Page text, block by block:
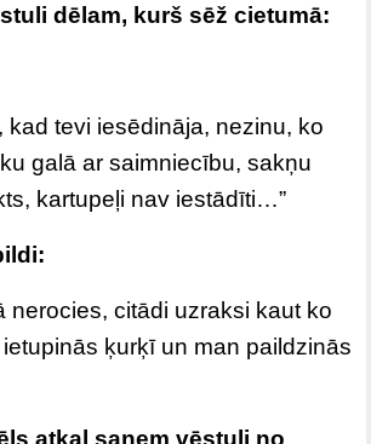
dēlam, kurš sēž cietumā:
kad tevi iesēdināja, nezinu, ko
galā ar saimniecību, sakņu
kartupeļi nav iestādīti…”
nerocies, citādi uzraksi kaut ko
ķurķī un man paildzinās
atkal saņem vēstuli no